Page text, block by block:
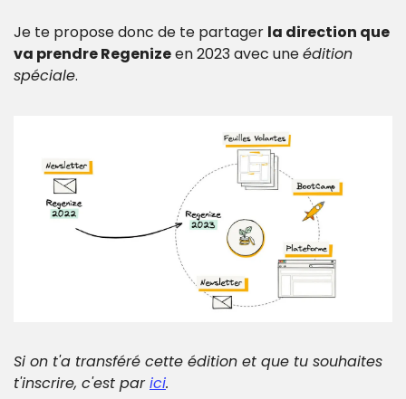
Je te propose donc de te partager la direction que
va prendre Regenize en 2023 avec une édition
spéciale.
Si on t'a transféré cette édition et que tu souhaites
t'inscrire, c'est par ici.